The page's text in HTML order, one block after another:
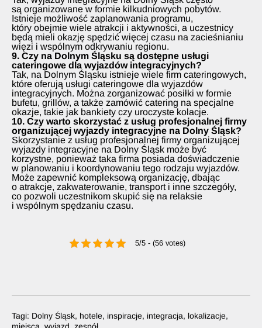
są organizowane w formie kilkudniowych pobytów.
Istnieje możliwość zaplanowania programu,
który obejmie wiele atrakcji i aktywności, a uczestnicy
będą mieli okazję spędzić więcej czasu na zacieśnianiu
więzi i wspólnym odkrywaniu regionu.
9. Czy na Dolnym Śląsku są dostępne usługi
cateringowe dla wyjazdów integracyjnych?
Tak, na Dolnym Śląsku istnieje wiele firm cateringowych,
które oferują usługi cateringowe dla wyjazdów
integracyjnych. Można zorganizować posiłki w formie
bufetu, grillów, a także zamówić catering na specjalne
okazje, takie jak bankiety czy uroczyste kolacje.
10. Czy warto skorzystać z usług profesjonalnej firmy
organizującej wyjazdy integracyjne na Dolny Śląsk?
Skorzystanie z usług profesjonalnej firmy organizującej
wyjazdy integracyjne na Dolny Śląsk może być
korzystne, ponieważ taka firma posiada doświadczenie
w planowaniu i koordynowaniu tego rodzaju wyjazdów.
Może zapewnić kompleksową organizację, dbając
o atrakcje, zakwaterowanie, transport i inne szczegóły,
co pozwoli uczestnikom skupić się na relaksie
i wspólnym spędzaniu czasu.
5/5 - (56 votes)
Tagi: Dolny Śląsk, hotele, inspiracje, integracja, lokalizacje,